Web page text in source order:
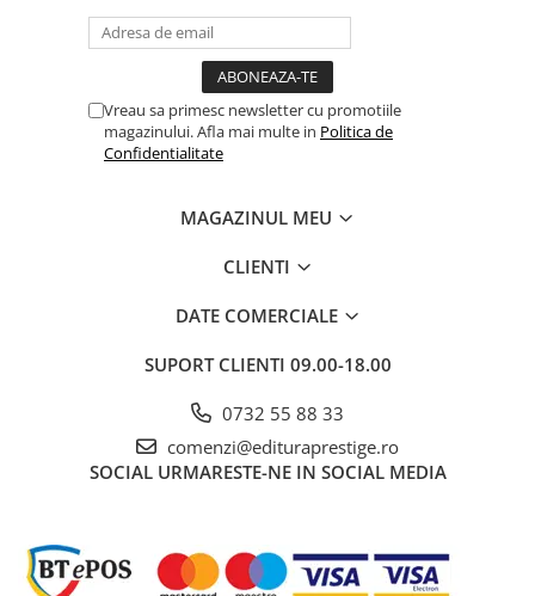
Vreau sa primesc newsletter cu promotiile
magazinului. Afla mai multe in Politica de
Confidentialitate
MAGAZINUL MEU
CLIENTI
DATE COMERCIALE
SUPORT CLIENTI 09.00-18.00
0732 55 88 33
comenzi@edituraprestige.ro
SOCIAL URMARESTE-NE IN SOCIAL MEDIA